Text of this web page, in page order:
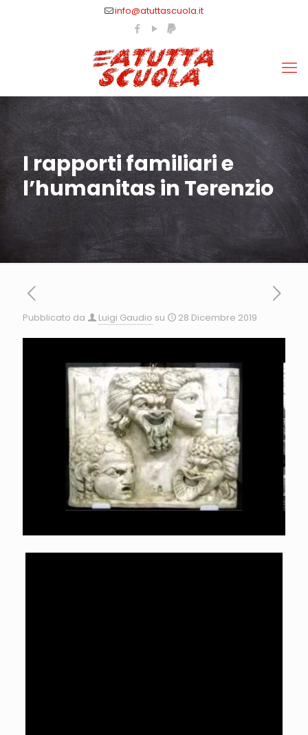
info@atuttascuola.it
I rapporti familiari e
l’humanitas in Terenzio
Pubblicato da Luigi Gaudio su 28 Dicembre 2019